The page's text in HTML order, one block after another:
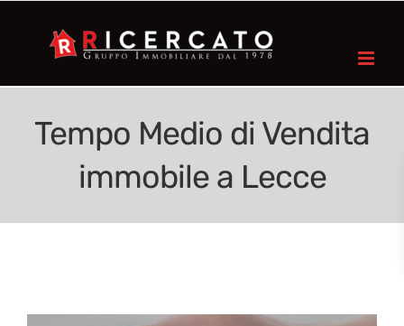
Tempo Medio di Vendita
immobile a Lecce